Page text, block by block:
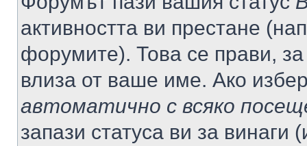
активността ви престане
форумите). Това се прави,
влиза от ваше име. Ако
автоматично с всяко
запази статуса ви за винаги